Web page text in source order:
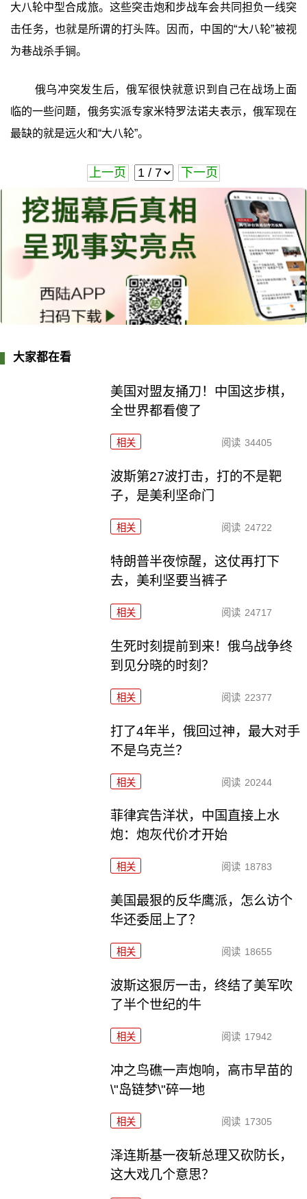
大八轮中型合成旅。这些突击炮和步战车会共同担负一线突
击任务，也就是所谓的打头阵。因而，中国的“大八轮”被视
为巷战杀手锏。
俄乌冲突发生后，俄军很快就意识到自己在战场上面
临的一些问题，俄务实派专家米特罗法诺夫表示，俄军现在
最缺的就是远火和“大八轮”。
上一页 下一页
大家都在看
美国对盟友捅刀！中国这步棋，
全世界都看傻了
相关 阅读 34405
波斯第27波打击，打的不是靶
子，是美利坚命门
相关 阅读 24722
特朗普半夜惊醒，这仗再打下
去，美利坚要当裤子
相关 阅读 24717
生死时刻提前到来！俄乌战争终
到见分晓的时刻？
相关 阅读 22377
打了4年半，俄回过神，最大对手
不是乌克兰？
相关 阅读 20244
菲律宾告洋状，中国直接上水
炮：炮灰代价才开始
相关 阅读 18783
美国最狠的反华鹰派，怎么访个
华还委屈上了？
相关 阅读 18655
波斯这狠厉一击，终结了美军吹
了半个世纪的牛
相关 阅读 17942
冲之鸟礁一声炮响，高市早苗的
\"岛链梦\"碎一地
相关 阅读 17305
泽连斯基一夜斩总理又砍防长，
这大戏几个意思？